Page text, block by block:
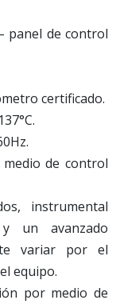
panel de control
certificado.
de control
instrumental
un avanzado
variar por el
equipo.
por medio de